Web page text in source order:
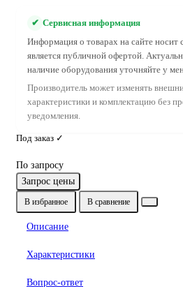
✔ Сервисная информация
Информация о товарах на сайте носит
является публичной офертой.
наличие оборудования уточняйте у
Производитель может изменять
характеристики и комплектацию без
уведомления.
Под заказ ✓
По запросу
Запрос цены
В избранное В сравнение
Описание
Характеристики
Вопрос-ответ